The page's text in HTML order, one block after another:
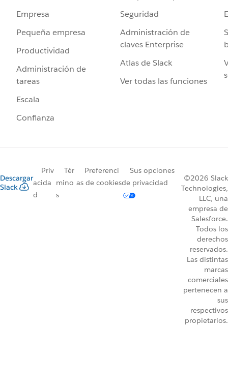
Empresa
Pequeña empresa
Productividad
Administración de
tareas
Escala
Confianza
Seguridad
Administración de
claves Enterprise
Atlas de Slack
Ver todas las funciones
Descargar
Slack
Priv
acida
d
Tér
mino
s
Preferenci
as de cookies
Sus opciones
de privacidad
©2026 Slack
Technologies,
LLC, una
empresa de
Salesforce.
Todos los
derechos
reservados.
Las distintas
marcas
comerciales
pertenecen a
sus
respectivos
propietarios.